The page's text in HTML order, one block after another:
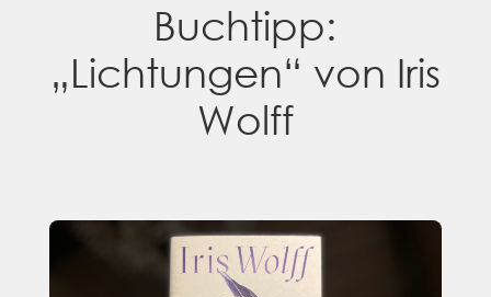
Buchtipp:
„Lichtungen“ von Iris
Wolff